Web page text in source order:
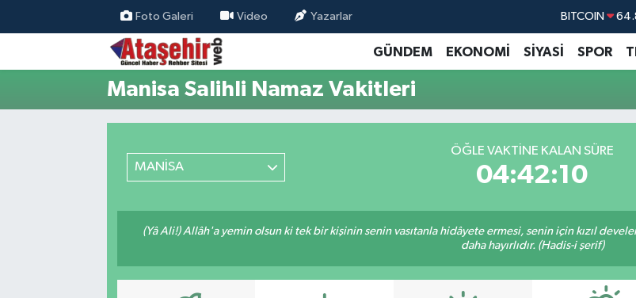
Foto Galeri Video Yazarlar BITCOIN
DOLAR
EURO
GÜNDEM EKONOMİ SİYASİ SPOR
Manisa Salihli Namaz Vakitleri
MANİSA
ÖĞLE VAKTINE KALAN SÜRE
04:42:09
(Yâ Ali!) Allâh'a yemin olsun ki tek bir kişinin senin vasıtanla hidâyete ermesi, senin için kızıl
daha hayırlıdır. (Hadis-i şerif)
Hava Durumu
Trafik Durumu
Tüm Manşetler